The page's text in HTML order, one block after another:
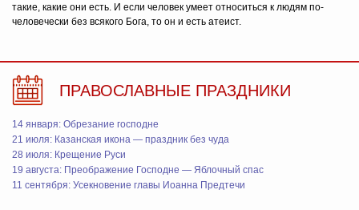
такие, какие они есть. И если человек умеет относиться к людям по-
человечески без всякого Бога, то он и есть атеист.
ПРАВОСЛАВНЫЕ ПРАЗДНИКИ
14 января: Обрезание господне
21 июля: Казанская икона — праздник без чуда
28 июля: Крещение Руси
19 августа: Преображение Господне — Яблочный спас
11 сентября: Усекновение главы Иоанна Предтечи